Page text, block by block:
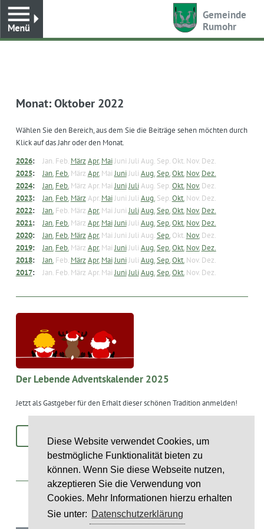
Diese Website verwendet Cookies, um
bestmögliche Funktionalität bieten zu
können. Wenn Sie diese Webseite nutzen,
akzeptieren Sie die Verwendung von
Cookies. Mehr Informationen hierzu erhalten
Sie unter: Datenschutzerklärung
Gemeinde
Rumohr
Monat:Oktober 2022
Wählen Sie den Bereich, aus dem Sie die Beiträge sehen möchten durch
Klick auf das Jahr oder den Monat.
2026: Jan. Feb. MärzApr. MaiJuni Juli Aug. Sep. Okt. Nov. Dez.
2025: Jan. Feb. März Apr. Mai JuniJuli Aug.Sep.Okt. Nov. Dez.
2024: Jan. Feb. März Apr. Mai JuniJuliAug. Sep.Okt. Nov. Dez.
2023: Jan. Feb. MärzApr. MaiJuni Juli Aug. Sep.Okt. Nov. Dez.
2022: Jan. Feb. März Apr. Mai Juni JuliAug.Sep.Okt. Nov. Dez.
2021: Jan. Feb. März Apr. MaiJuniJuli Aug.Sep.Okt. Nov. Dez.
2020: Jan. Feb. MärzApr. Mai Juni Juli Aug.Sep. Okt. Nov. Dez.
2019: Jan. Feb. März Apr. Mai JuniJuli Aug.Sep.Okt. Nov. Dez.
2018: Jan. Feb. MärzApr. MaiJuniJuli Aug.Sep.Okt. Nov. Dez.
2017: Jan. Feb. März Apr. Mai JuniJuliAug.Sep.Okt. Nov. Dez.
Der Lebende Adventskalender 2025
Jetzt als Gastgeber für den Erhalt dieser schönen Tradition anmelden!